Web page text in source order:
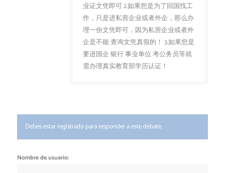
业证文凭即可 2.如果您是为了回国找工
作，只是进私营企业或者外企，那么办
理一份文凭即可，因为私营企业或者外
企是不能 查询文凭真假的！ 3.如果您是
要进国企 银行 事业单位 考公务员等就
需办理真实教育部学历认证！
Debes estar registrado para responder a este debate.
Nombre de usuario: